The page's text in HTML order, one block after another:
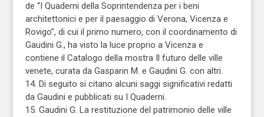
de “I Quaderni della Soprintendenza per i beni
architettonici e per il paesaggio di Verona, Vicenza e
Rovigo”, di cui il primo numero, con il coordinamento di
Gaudini G., ha visto la luce proprio a Vicenza e
contiene il Catalogo della mostra Il futuro delle ville
venete, curata da Gasparin M. e Gaudini G. con altri.
14. Di seguito si citano alcuni saggi significativi redatti
da Gaudini e pubblicati su I Quaderni.
15. Gaudini G. La restituzione del patrimonio delle ville